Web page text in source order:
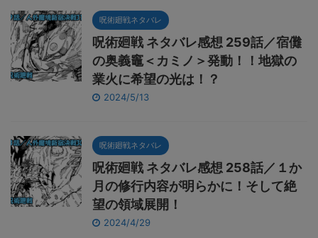
呪術廻戦ネタバレ
呪術廻戦 ネタバレ感想 259話／宿儺
の奥義竈＜カミノ＞発動！！地獄の
業火に希望の光は！？
2024/5/13
呪術廻戦ネタバレ
呪術廻戦 ネタバレ感想 258話／１か
月の修行内容が明らかに！そして絶
望の領域展開！
2024/4/29